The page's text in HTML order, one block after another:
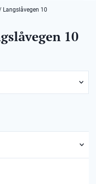
Langslåvegen 10
10